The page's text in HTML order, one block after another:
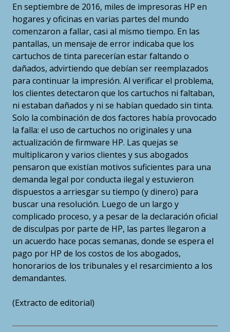
En septiembre de 2016, miles de impresoras HP en
hogares y oficinas en varias partes del mundo
comenzaron a fallar, casi al mismo tiempo. En las
pantallas, un mensaje de error indicaba que los
cartuchos de tinta parecerían estar faltando o
dañados, advirtiendo que debían ser reemplazados
para continuar la impresión. Al verificar el problema,
los clientes detectaron que los cartuchos ni faltaban,
ni estaban dañados y ni se habían quedado sin tinta.
Solo la combinación de dos factores había provocado
la falla: el uso de cartuchos no originales y una
actualización de firmware HP. Las quejas se
multiplicaron y varios clientes y sus abogados
pensaron que existían motivos suficientes para una
demanda legal por conducta ilegal y estuvieron
dispuestos a arriesgar su tiempo (y dinero) para
buscar una resolución. Luego de un largo y
complicado proceso, y a pesar de la declaración oficial
de disculpas por parte de HP, las partes llegaron a
un acuerdo hace pocas semanas, donde se espera el
pago por HP de los costos de los abogados,
honorarios de los tribunales y el resarcimiento a los
demandantes.
(Extracto de editorial)